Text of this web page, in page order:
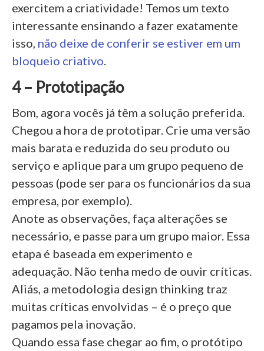
exercitem a criatividade! Temos um texto
interessante ensinando a fazer exatamente
isso, não deixe de conferir se estiver em um
bloqueio criativo.
4 – Prototipação
Bom, agora vocês já têm a solução preferida.
Chegou a hora de prototipar. Crie uma versão
mais barata e reduzida do seu produto ou
serviço e aplique para um grupo pequeno de
pessoas (pode ser para os funcionários da sua
empresa, por exemplo).
Anote as observações, faça alterações se
necessário, e passe para um grupo maior. Essa
etapa é baseada em experimento e
adequação. Não tenha medo de ouvir críticas.
Aliás, a metodologia design thinking traz
muitas críticas envolvidas – é o preço que
pagamos pela inovação.
Quando essa fase chegar ao fim, o protótipo